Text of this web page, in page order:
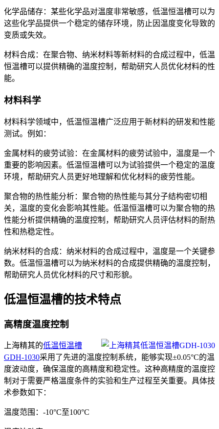
化学品储存：某些化学品对温度非常敏感，低温恒温槽可以为
这些化学品提供一个稳定的储存环境，防止因温度变化导致的
变质或失效。
材料合成：在聚合物、纳米材料等新材料的合成过程中，低温
恒温槽可以提供精确的温度控制，帮助研究人员优化材料的性
能。
材料科学
材料科学领域中，低温恒温槽广泛应用于新材料的研发和性能
测试。例如：
金属材料的疲劳试验：在金属材料的疲劳试验中，温度是一个
重要的影响因素。低温恒温槽可以为试验提供一个稳定的温度
环境，帮助研究人员更好地理解和优化材料的疲劳性能。
聚合物的热性能分析：聚合物的热性能与其分子结构密切相
关，温度的变化会影响其性能。低温恒温槽可以为聚合物的热
性能分析提供精确的温度控制，帮助研究人员评估材料的耐热
性和热稳定性。
纳米材料的合成：纳米材料的合成过程中，温度是一个关键参
数。低温恒温槽可以为纳米材料的合成提供精确的温度控制，
帮助研究人员优化材料的尺寸和形貌。
低温恒温槽的技术特点
高精度温度控制
上海精其的低温恒温槽
GDH-1030采用了先进的温度控制系统，能够实现±0.05°C的温
度波动度，确保温度的高精度和稳定性。这种高精度的温度控
制对于需要严格温度条件的实验和生产过程至关重要。具体技
术参数如下：
温度范围：-10°C至100°C